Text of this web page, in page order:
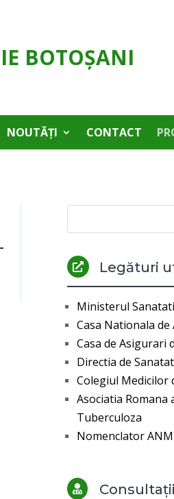
BOTOŞANI
NOUTĂȚI CONTACT
 Legături
Ministerul
Casa Nationala
Casa de Asigurari
Directia de
Colegiul Medicilor
Asociatia Romana
Tuberculoza
Nomenclator ANM
 Consultații